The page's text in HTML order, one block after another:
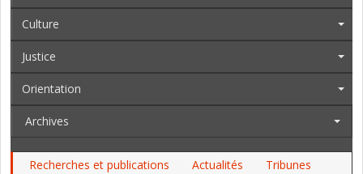
Culture
Justice
Orientation
Archives
Recherches et publications Actualités
Tribunes